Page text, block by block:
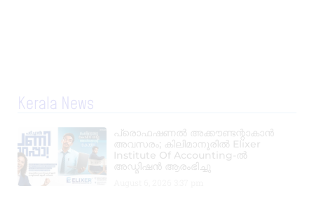
Kerala News
പ്രൊഫഷണൽ അക്കൗണ്ടന്റാകാൻ
അവസരം; കിലിമാനൂരിൽ Elixer
Institute Of Accounting-ൽ
അഡ്മിഷൻ ആരംഭിച്ചു